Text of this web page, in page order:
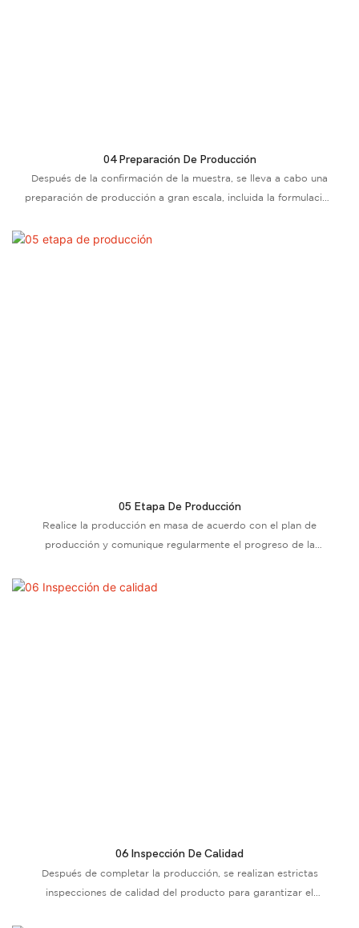
04 Preparación De Producción
Después de la confirmación de la muestra, se lleva a cabo una
preparación de producción a gran escala, incluida la formulación
05 Etapa De Producción
Realice la producción en masa de acuerdo con el plan de
producción y comunique regularmente el progreso de la
06 Inspección De Calidad
Después de completar la producción, se realizan estrictas
inspecciones de calidad del producto para garantizar el